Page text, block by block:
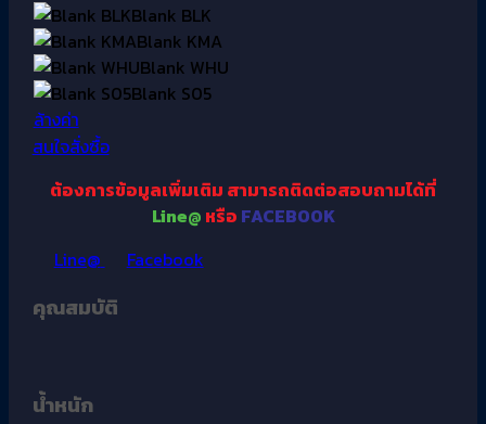
Blank BLK
Blank KMA
Blank WHU
Blank S05
ล้างค่า
สนใจสั่งซื้อ
ต้องการข้อมูลเพิ่มเติม สามารถติดต่อสอบถามได้ที่
Line@ หรือ FACEBOOK
Line@
Facebook
คุณสมบัติ
น้ำหนัก